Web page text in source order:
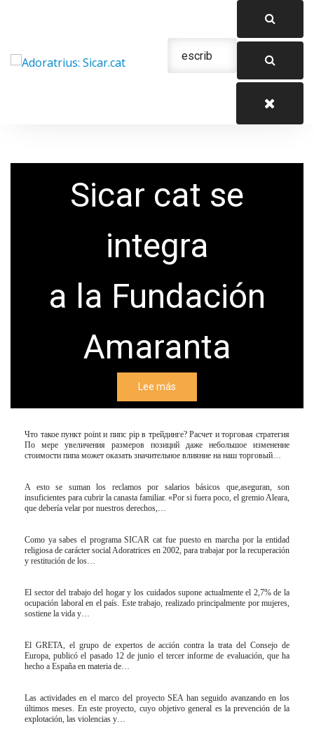
Sicar cat se
integra
a la Fundación
Amaranta
Lee más
Что такое пункт point и пипс pip в трейдинге? Расчет и торговая стратегия
По мере увеличения размеров позиций даже небольшое изменение
стоимости пипа может оказать значительное влияние на наш торговый…
A esto se suman los reclamos por salarios básicos que,aseguran, son
insuficientes para cubrir la canasta familiar. «Por si fuera poco, el gremio Aleara,
que debería velar por nuestros derechos,…
Como ya sabes el programa SICAR cat fue puesto en marcha por la entidad
religiosa de carácter social Adoratrices en 2002, para trabajar por la recuperación
y restitución de los…
El sector del trabajo del hogar y los cuidados supone actualmente el 2,7% de la
ocupación laboral en el país. Este trabajo, realizado principalmente por mujeres,
sostiene la vida y…
El GRETA, el grupo de expertos de acción contra la trata del Consejo de
Europa, publicó el pasado 12 de junio el tercer informe de evaluación, que ha
hecho a España en materia de…
Las actividades en el marco del proyecto SEA han seguido avanzando en los
últimos meses. En este proyecto, cuyo objetivo general es la prevención de la
explotación, las violencias y…